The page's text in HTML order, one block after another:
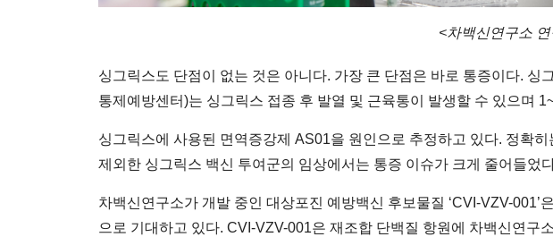
<차백신연구소
싱그릭스도 단점이 없는 것은 아니다. 가장 큰 단점은 바로 통증이다. 싱
통제예방센터)는 싱그릭스 접종 후 발열 및 근육통이 발생할 수 있으며
싱그릭스에 사용된 면역증강제 AS01을 원인으로 추정하고 있다. 정확
제외한 싱그릭스 백신 투여군의 임상에서는 통증 이슈가 크게 줄어들었
차백신연구소가 개발 중인 대상포진 예방백신 후보물질 ‘CVI-VZV-
으로 기대하고 있다. CVI-VZV-001은 재조합 단백질 항원에 차백신연구